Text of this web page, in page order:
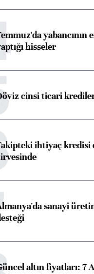
başlangıçları
yabancının
hisseler
cinsi ticari
ihtiyaç kredisi
sanayi
altın fiyatları: 7